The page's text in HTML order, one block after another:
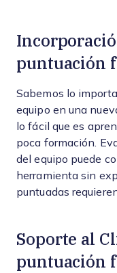
puntuación
Sabemos lo
equipo en una
lo fácil que es
poca formación.
del equipo puede
herramienta sin
puntuadas
Soporte al
puntuación